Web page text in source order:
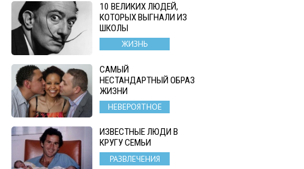
10 ВЕЛИКИХ ЛЮДЕЙ,
КОТОРЫХ ВЫГНАЛИ ИЗ
ШКОЛЫ
ЖИЗНЬ
САМЫЙ
НЕСТАНДАРТНЫЙ ОБРАЗ
ЖИЗНИ
НЕВЕРОЯТНОЕ
ИЗВЕСТНЫЕ ЛЮДИ В
КРУГУ СЕМЬИ
РАЗВЛЕЧЕНИЯ